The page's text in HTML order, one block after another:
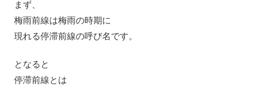
まず、
梅雨前線は梅雨の時期に
現れる停滞前線の呼び名です。
となると
停滞前線とは